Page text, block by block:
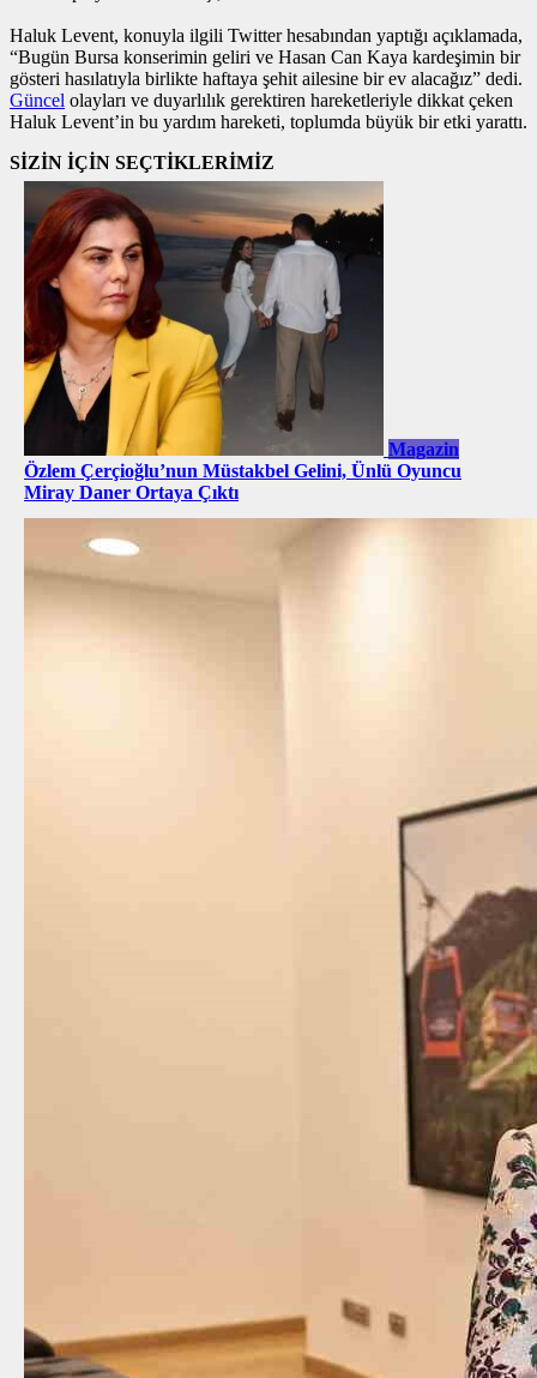
Haluk Levent, konuyla ilgili Twitter hesabından yaptığı açıklamada,
“Bugün Bursa konserimin geliri ve Hasan Can Kaya kardeşimin bir
gösteri hasılatıyla birlikte haftaya şehit ailesine bir ev alacağız” dedi.
Güncel olayları ve duyarlılık gerektiren hareketleriyle dikkat çeken
Haluk Levent’in bu yardım hareketi, toplumda büyük bir etki yarattı.
SİZİN İÇİN SEÇTİKLERİMİZ
Magazin
Özlem Çerçioğlu’nun Müstakbel Gelini, Ünlü Oyuncu
Miray Daner Ortaya Çıktı